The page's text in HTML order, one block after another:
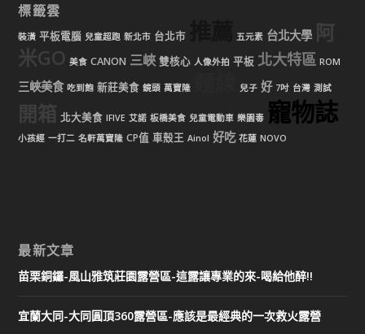
標籤雲
裝潢 平板電腦 兒童超跑 新北市 台北市 五元素 台北大學 阿
米GO 美食 CANON 三峽 雙核心 人像外拍 平板 北大特區 ROM
三峽美食 吃到飽 新莊美食 鏡頭 萬寶隆 兒子 好 7吋 台灣 測試
開箱 北大美食 IFIVE 艾諾 板橋美食 兒童電動車 樂園毒 寵物誌
小孩經 一打二 名軒萬寶隆 CP值 車殼王 Ainol 好吃 花蓮 NOVO
最新文章
苗栗銅鑼-風山雅筑莊園露營區-這露讓專業的來-喝給他醉!!
宜蘭大同-大同圓頂360露營區-應該是最經典的一次救火露營